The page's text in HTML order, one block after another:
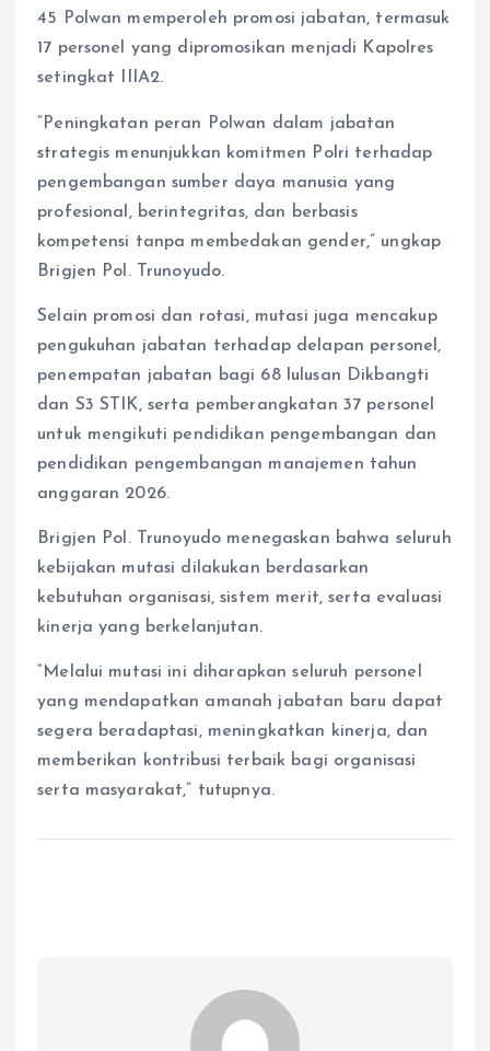
45 Polwan memperoleh promosi jabatan, termasuk
17 personel yang dipromosikan menjadi Kapolres
setingkat IIIA2.
“Peningkatan peran Polwan dalam jabatan
strategis menunjukkan komitmen Polri terhadap
pengembangan sumber daya manusia yang
profesional, berintegritas, dan berbasis
kompetensi tanpa membedakan gender,” ungkap
Brigjen Pol. Trunoyudo.
Selain promosi dan rotasi, mutasi juga mencakup
pengukuhan jabatan terhadap delapan personel,
penempatan jabatan bagi 68 lulusan Dikbangti
dan S3 STIK, serta pemberangkatan 37 personel
untuk mengikuti pendidikan pengembangan dan
pendidikan pengembangan manajemen tahun
anggaran 2026.
Brigjen Pol. Trunoyudo menegaskan bahwa seluruh
kebijakan mutasi dilakukan berdasarkan
kebutuhan organisasi, sistem merit, serta evaluasi
kinerja yang berkelanjutan.
“Melalui mutasi ini diharapkan seluruh personel
yang mendapatkan amanah jabatan baru dapat
segera beradaptasi, meningkatkan kinerja, dan
memberikan kontribusi terbaik bagi organisasi
serta masyarakat,” tutupnya.